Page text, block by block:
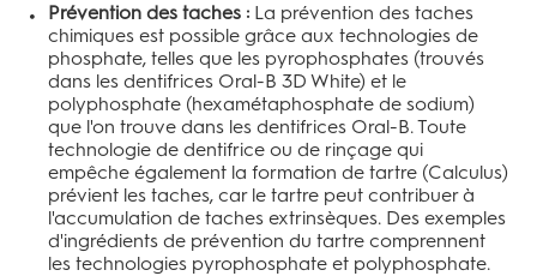
Prévention des taches : La prévention des taches
chimiques est possible grâce aux technologies de
phosphate, telles que les pyrophosphates (trouvés
dans les dentifrices Oral-B 3D White) et le
polyphosphate (hexamétaphosphate de sodium)
que l'on trouve dans les dentifrices Oral-B. Toute
technologie de dentifrice ou de rinçage qui
empêche également la formation de tartre (Calculus)
prévient les taches, car le tartre peut contribuer à
l'accumulation de taches extrinsèques. Des exemples
d'ingrédients de prévention du tartre comprennent
les technologies pyrophosphate et polyphosphate.